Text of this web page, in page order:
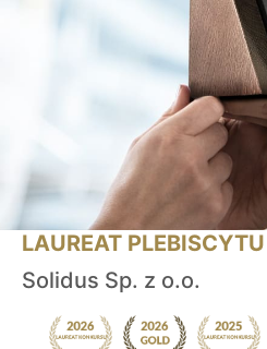
LAUREAT
Solidus Sp. z o.o.